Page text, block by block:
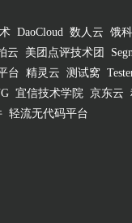
DaoCloud 数人云 饿
云 美团点评技术团
台 精灵云 测试窝
宜信技术学院 京东云
轻流无代码平台